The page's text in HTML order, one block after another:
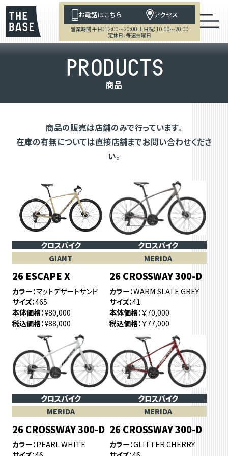
お電話はこちら アクセス
営業時間 平日：12:00～20:00 土日祝：10:00～20:00
定休日：毎週金曜日
PRODUCTS
商品
商品の販売は店舗のみで行っています。
在庫の有無については直接店舗までお問い合わせくださ
い。
クロスバイク
GIANT
26 ESCAPE X
カラー マットデザートサンド
サイズ 465
本体価格 ¥80,000
税込価格 ¥88,000
クロスバイク
MERIDA
26 CROSSWAY 300-D
カラー WARM SLATE GREY
サイズ 41
本体価格 ￥70,000
税込価格 ￥77,000
クロスバイク
MERIDA
26 CROSSWAY 300-D
カラー PEARL WHITE
クロスバイク
MERIDA
26 CROSSWAY 300-D
カラー GLITTER CHERRY